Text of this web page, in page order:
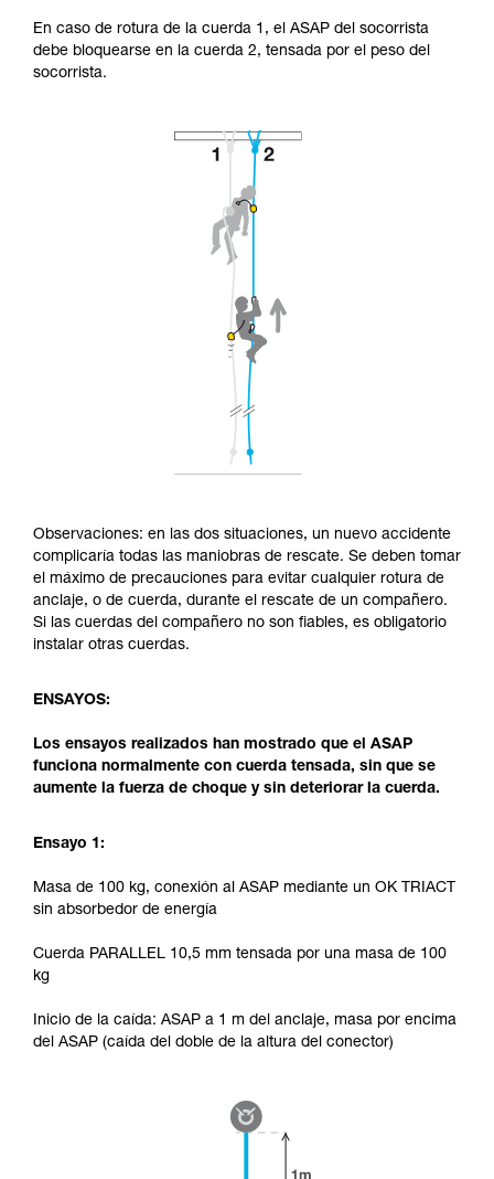
En caso de rotura de la cuerda 1, el ASAP del socorrista
debe bloquearse en la cuerda 2, tensada por el peso del
socorrista.
Observaciones: en las dos situaciones, un nuevo accidente
complicaría todas las maniobras de rescate. Se deben tomar
el máximo de precauciones para evitar cualquier rotura de
anclaje, o de cuerda, durante el rescate de un compañero.
Si las cuerdas del compañero no son fiables, es obligatorio
instalar otras cuerdas.
ENSAYOS:
Los ensayos realizados han mostrado que el ASAP
funciona normalmente con cuerda tensada, sin que se
aumente la fuerza de choque y sin deteriorar la cuerda.
Ensayo 1:
Masa de 100 kg, conexión al ASAP mediante un OK TRIACT
sin absorbedor de energía
Cuerda PARALLEL 10,5 mm tensada por una masa de 100
kg
Inicio de la caída: ASAP a 1 m del anclaje, masa por encima
del ASAP (caída del doble de la altura del conector)